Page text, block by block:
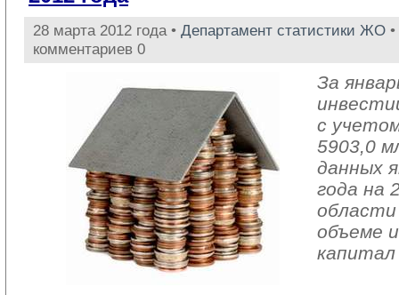
28 марта 2012 года • Департамент статистики ЖО
комментариев 0
За
с
5903,0
данных
года на
области
объеме